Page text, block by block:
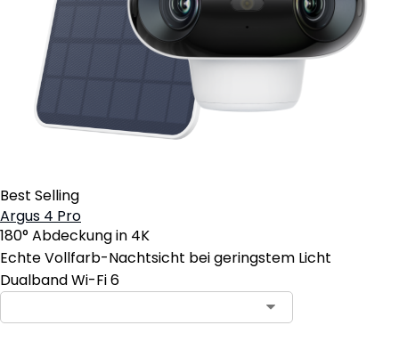
Best Selling
Argus 4 Pro
180° Abdeckung in 4K
Echte Vollfarb-Nachtsicht bei geringstem Licht
Dualband Wi-Fi 6